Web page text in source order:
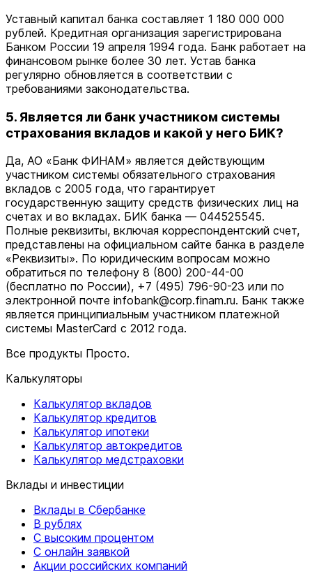
Уставный капитал банка составляет 1 180 000 000
рублей. Кредитная организация зарегистрирована
Банком России 19 апреля 1994 года. Банк работает на
финансовом рынке более 30 лет. Устав банка
регулярно обновляется в соответствии с
требованиями законодательства.
5. Является ли банк участником системы
страхования вкладов и какой у него БИК?
Да, АО «Банк ФИНАМ» является действующим
участником системы обязательного страхования
вкладов с 2005 года, что гарантирует
государственную защиту средств физических лиц на
счетах и во вкладах. БИК банка — 044525545.
Полные реквизиты, включая корреспондентский счет,
представлены на официальном сайте банка в разделе
«Реквизиты». По юридическим вопросам можно
обратиться по телефону 8 (800) 200-44-00
(бесплатно по России), +7 (495) 796-90-23 или по
электронной почте infobank@corp.finam.ru. Банк также
является принципиальным участником платежной
системы MasterCard с 2012 года.
Все продукты Просто.
Калькуляторы
Калькулятор вкладов
Калькулятор кредитов
Калькулятор ипотеки
Калькулятор автокредитов
Калькулятор медстраховки
Вклады и инвестиции
Вклады в Сбербанке
В рублях
С высоким процентом
С онлайн заявкой
Акции российских компаний